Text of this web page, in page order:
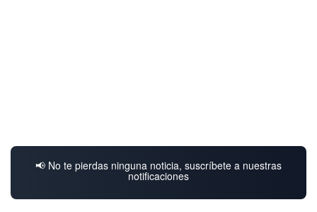
📢 No te pierdas ninguna noticia, suscríbete a nuestras
notificaciones